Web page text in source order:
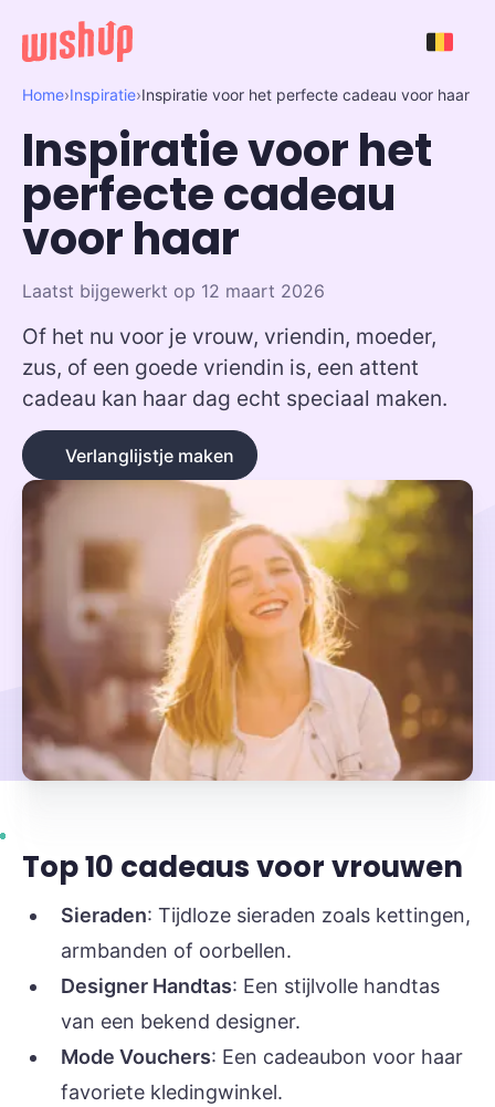
Home›Inspiratie›Inspiratie voor het perfecte cadeau voor haar
Inspiratie voor het
perfecte cadeau
voor haar
Laatst bijgewerkt op 12 maart 2026
Of het nu voor je vrouw, vriendin, moeder,
zus, of een goede vriendin is, een attent
cadeau kan haar dag echt speciaal maken.
Verlanglijstje maken
Top 10 cadeaus voor vrouwen
Sieraden: Tijdloze sieraden zoals kettingen,
armbanden of oorbellen.
Designer Handtas: Een stijlvolle handtas
van een bekend designer.
Mode Vouchers: Een cadeaubon voor haar
favoriete kledingwinkel.